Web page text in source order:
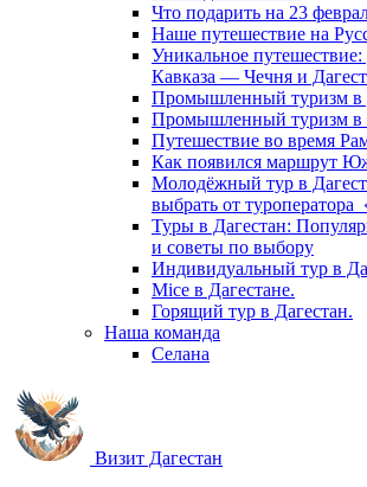
Что подарить на 23
Наше путешествие на
Уникальное
Кавказа — Чечня и
Промышленный туризм в
Промышленный туризм в
Путешествие во время
Как появился маршрут
Молодёжный тур в
выбрать от туроператора
Туры в Дагестан:
и советы по выбору
Индивидуальный тур в
Mice в Дагестане.
Горящий тур в Дагестан.
Наша команда
Селана
Визит Дагестан